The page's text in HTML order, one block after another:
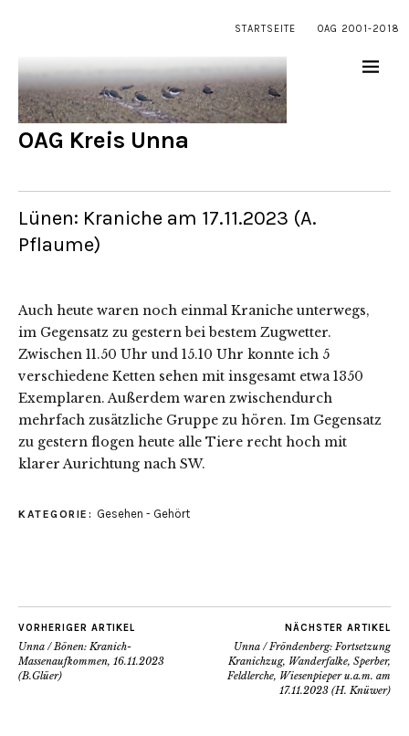
STARTSEITE OAG 2001-2018
OAG Kreis Unna
Lünen: Kraniche am 17.11.2023 (A.
Pflaume)
Auch heute waren noch einmal Kraniche unterwegs,
im Gegensatz zu gestern bei bestem Zugwetter.
Zwischen 11.50 Uhr und 15.10 Uhr konnte ich 5
verschiedene Ketten sehen mit insgesamt etwa 1350
Exemplaren. Außerdem waren zwischendurch
mehrfach zusätzliche Gruppe zu hören. Im Gegensatz
zu gestern flogen heute alle Tiere recht hoch mit
klarer Aurichtung nach SW.
KATEGORIE: Gesehen - Gehört
VORHERIGER ARTIKEL
Unna / Bönen: Kranich-
Massenaufkommen, 16.11.2023
(B.Glüer)
NÄCHSTER ARTIKEL
Unna / Fröndenberg: Fortsetzung
Kranichzug, Wanderfalke, Sperber,
Feldlerche, Wiesenpieper u.a.m. am
17.11.2023 (H. Knüwer)